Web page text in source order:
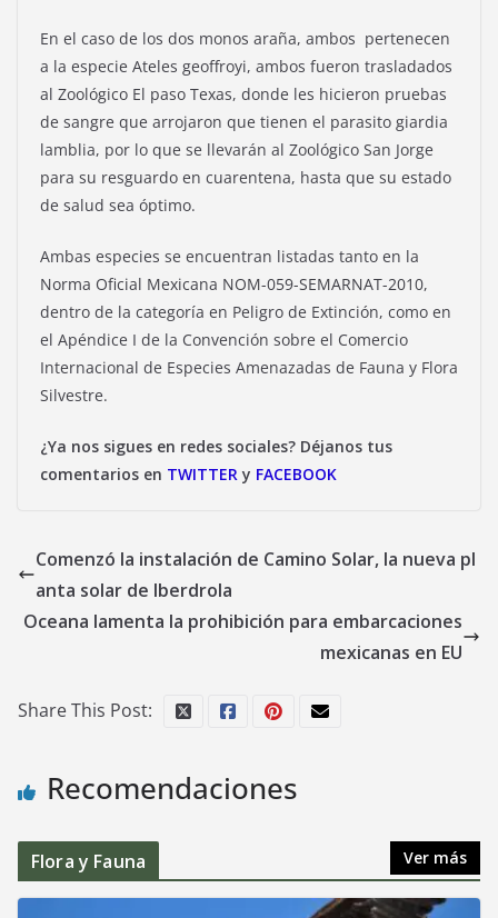
En el caso de los dos monos araña, ambos pertenecen
a la especie Ateles geoffroyi, ambos fueron trasladados
al Zoológico El paso Texas, donde les hicieron pruebas
de sangre que arrojaron que tienen el parasito giardia
lamblia, por lo que se llevarán al Zoológico San Jorge
para su resguardo en cuarentena, hasta que su estado
de salud sea óptimo.
Ambas especies se encuentran listadas tanto en la
Norma Oficial Mexicana NOM-059-SEMARNAT-2010,
dentro de la categoría en Peligro de Extinción, como en
el Apéndice I de la Convención sobre el Comercio
Internacional de Especies Amenazadas de Fauna y Flora
Silvestre.
¿Ya nos sigues en redes sociales? Déjanos tus
comentarios en TWITTER y FACEBOOK
Comenzó la instalación de Camino Solar, la nueva pl
anta solar de Iberdrola
Oceana lamenta la prohibición para embarcaciones
mexicanas en EU
Share This Post:
Recomendaciones
Flora y Fauna Ver más